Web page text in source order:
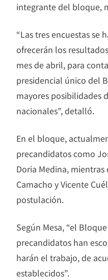
integrante del bloque,
“Las tres encuestas se
ofrecerán los
mes de abril, para
presidencial único del
mayores posibilidades
nacionales”, detalló.
En el bloque,
precandidatos como
Doria Medina, mientras
Camacho y Vicente
postulación.
Según Mesa, “el
precandidatos han
harán el trabajo, de
establecidos”.